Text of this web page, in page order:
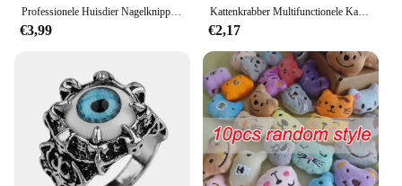
Professionele Huisdier Nagelknipper Led Licht Huisdier Nagelknipper Klauw Verzorgingsschaar Voor Katten Kleine Honden Schaar Kattenaccessoires
€3,99
Kattenkrabber Multifunctionele Kat Levert Zelfklevende Klauwslijper Trimbare Krabpaal Kattenboomtoren Speelgoedaccessoires
€2,17